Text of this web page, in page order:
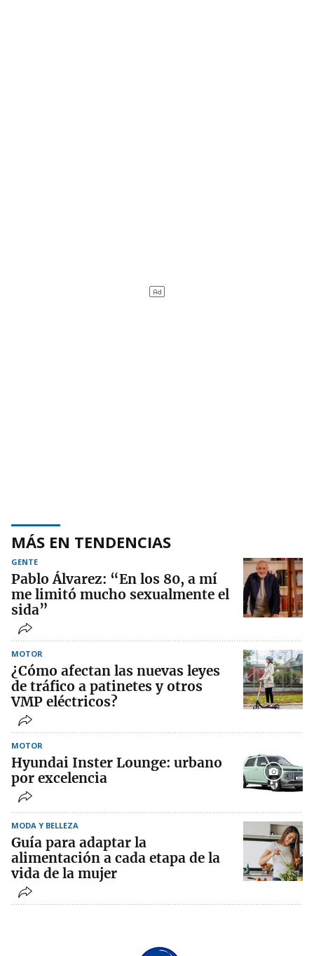
MÁS EN TENDENCIAS
GENTE
Pablo Álvarez: “En los 80, a mí
me limitó mucho sexualmente el
sida”
MOTOR
¿Cómo afectan las nuevas leyes
de tráfico a patinetes y otros
VMP eléctricos?
MOTOR
Hyundai Inster Lounge: urbano
por excelencia
MODA Y BELLEZA
Guía para adaptar la
alimentación a cada etapa de la
vida de la mujer